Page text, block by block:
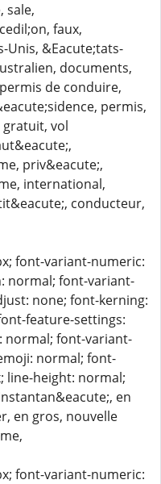
sale,
faux,
Unis, &Eacute;tats-
documents,
de conduire,
permis,
gratuit, vol
priv&eacute;,
international,
conducteur,
font-variant-numeric:
normal; font-variant-
none; font-kerning:
feature-settings:
normal; font-variant-
normal; font-
line-height: normal;
en
en gros, nouvelle
font-variant-numeric: